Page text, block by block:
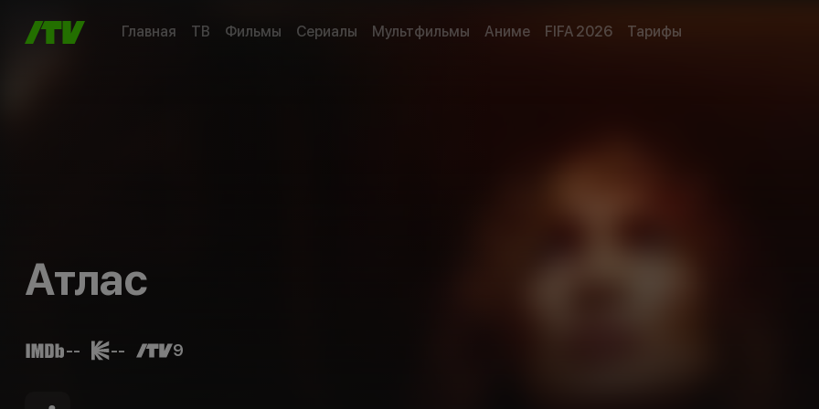
Главная ТВ Фильмы Сериалы Мультфильмы Аниме FIFA 2026 Тарифы
Атлас
-- -- 9